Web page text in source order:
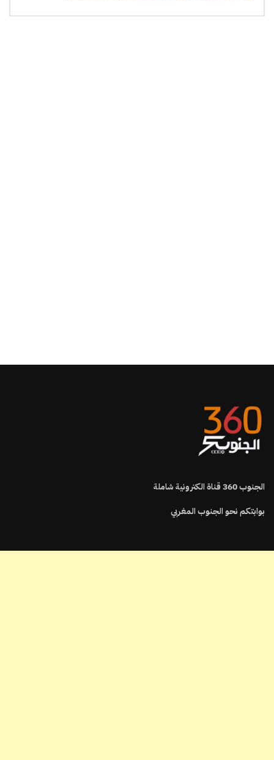
الجنوب360قناة الكترونية شاملة
بوابتكم نحو الجنوب المغربي